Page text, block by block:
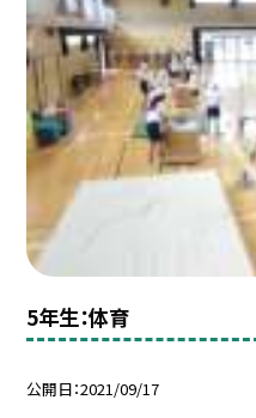
5年生：体育
公開日 2021/09/17